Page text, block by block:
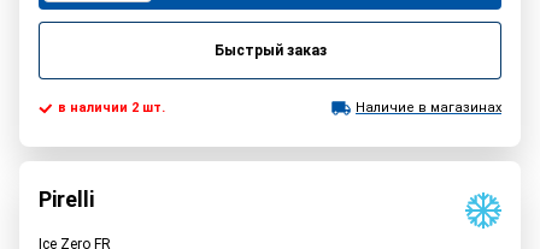
Быстрый заказ
в наличии 2 шт. Наличие в магазинах
Pirelli
Ice Zero FR